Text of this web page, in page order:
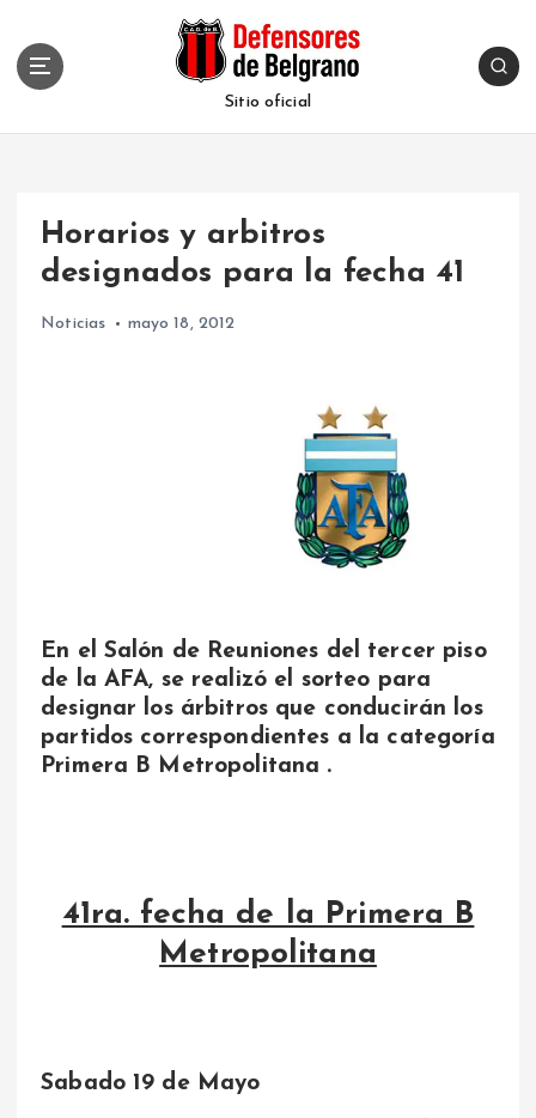
Sitio oficial
Horarios y arbitros
designados para la fecha 41
Noticias mayo 18, 2012
En el Salón de Reuniones del tercer piso
de la AFA, se realizó el sorteo para
designar los árbitros que conducirán los
partidos correspondientes a la categoría
Primera B Metropolitana .
41ra. fecha de la Primera B
Metropolitana
Sabado 19 de Mayo